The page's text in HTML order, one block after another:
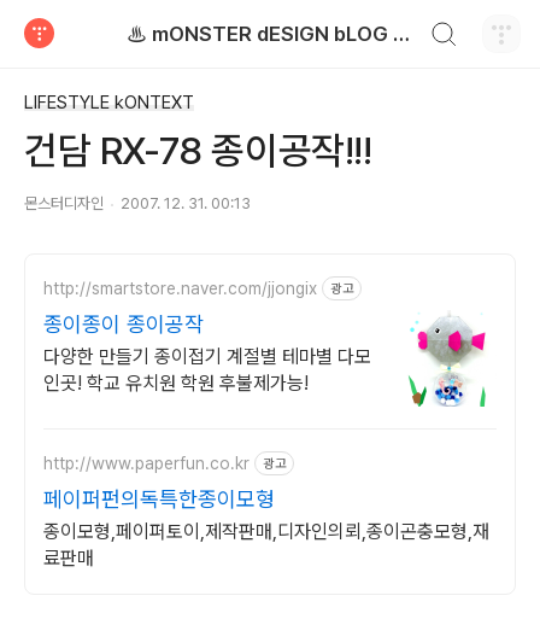
♨ mONSTER dESIGN bLOG - 몬스터디자인 블로그
LIFESTYLE kONTEXT
건담 RX-78 종이공작!!!
몬스터디자인 2007. 12. 31. 00:13
http://smartstore.naver.com/jjongix 광고
종이종이 종이공작
다양한 만들기 종이접기 계절별 테마별 다모
인곳! 학교 유치원 학원 후불제가능!
http://www.paperfun.co.kr 광고
페이퍼펀의독특한종이모형
종이모형,페이퍼토이,제작판매,디자인의뢰,종이곤충모형,재
료판매